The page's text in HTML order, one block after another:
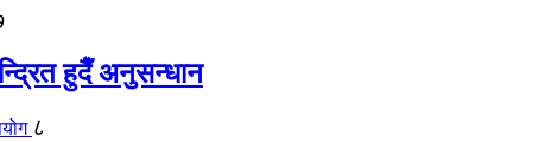
हुदैँ अनुसन्धान
८